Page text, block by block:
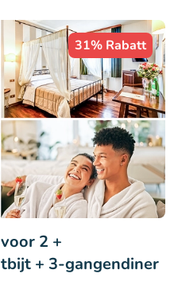
31% Rabatt
2 +
+ 3-gangendiner